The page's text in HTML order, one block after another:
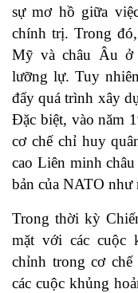
sự mơ hồ giữa
chính trị. Trong
Mỹ và châu Âu ở
lưỡng lự. Tuy
đẩy quá trình xây
Đặc biệt, vào năm
cơ chế chỉ huy
cao Liên minh
bản của NATO như
Trong thời kỳ
mặt với các cuộc
chỉnh trong cơ
các cuộc khủng